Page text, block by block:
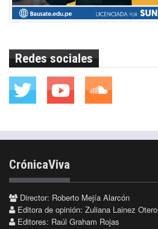
Redes sociales
CrónicaViva
Director: Roberto Mejía Alarcón
Editora de opinión: Zuliana Lainez Otero
Editores: Raúl Graham Rojas